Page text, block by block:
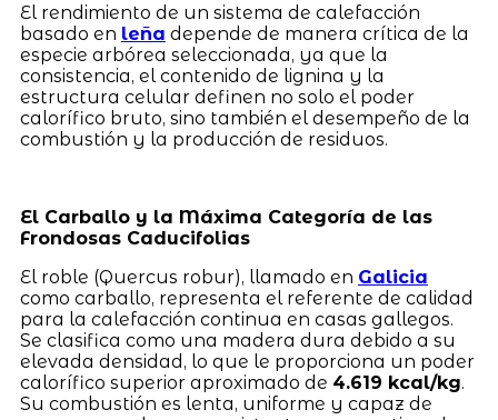
El rendimiento de un sistema de calefacción
basado en leña depende de manera crítica de la
especie arbórea seleccionada, ya que la
consistencia, el contenido de lignina y la
estructura celular definen no solo el poder
calorífico bruto, sino también el desempeño de la
combustión y la producción de residuos.
El Carballo y la Máxima Categoría de las
Frondosas Caducifolias
El roble (Quercus robur), llamado en Galicia
como carballo, representa el referente de calidad
para la calefacción continua en casas gallegos.
Se clasifica como una madera dura debido a su
elevada densidad, lo que le proporciona un poder
calorífico superior aproximado de 4.619 kcal/kg.
Su combustión es lenta, uniforme y capaz de